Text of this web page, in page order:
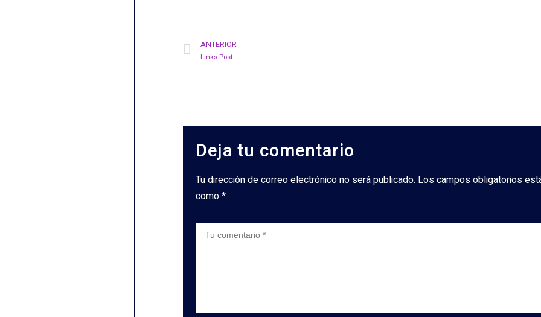
ANTERIOR
Links Post
Deja tu comentario
Tu dirección de correo electrónico no será publicado. Los campos obligatorios
como *